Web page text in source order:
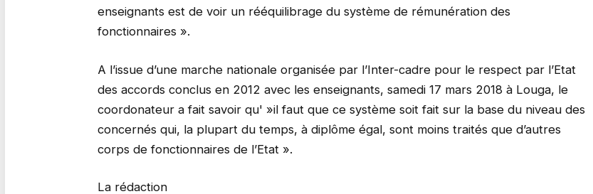
enseignants est de voir un rééquilibrage du système de rémunération des
fonctionnaires ».
A l’issue d’une marche nationale organisée par l’Inter-cadre pour le respect par l’Etat
des accords conclus en 2012 avec les enseignants, samedi 17 mars 2018 à Louga, le
coordonateur a fait savoir qu' »il faut que ce système soit fait sur la base du niveau des
concernés qui, la plupart du temps, à diplôme égal, sont moins traités que d’autres
corps de fonctionnaires de l’Etat ».
La rédaction